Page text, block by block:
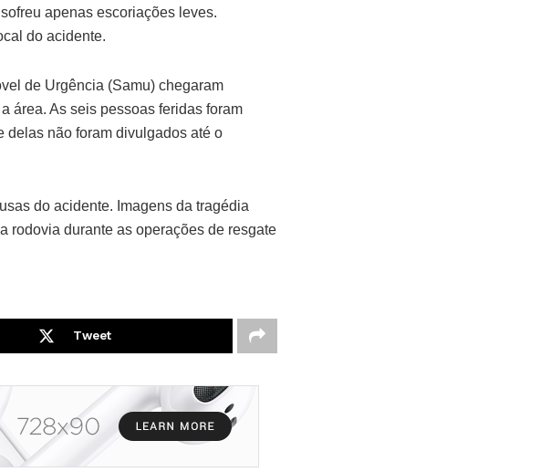
apenas escoriações leves.
do acidente.
de Urgência (Samu) chegaram
área. As seis pessoas feridas foram
delas não foram divulgados até o
do acidente. Imagens da tragédia
rodovia durante as operações de resgate
Tweet